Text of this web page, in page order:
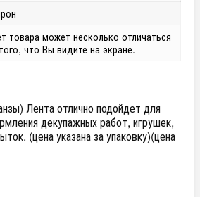
товара может несколько отличаться
что Вы видите на экране.
Лента отлично подойдет для
декупажных работ, игрушек,
(цена указана за упаковку)(цена